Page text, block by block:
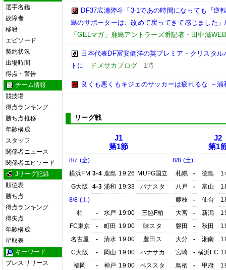
選手名鑑
故障者
移籍
エピソード
契約状況
出場時間
得点・警告
チーム情報
競技場
得点ランキング
勝ち点推移
年齢構成
スタッフ
関係者ニュース
関係者エピソード
Jリーグ記録
順位表
勝ち点
得点ランキング
得失点
年齢構成
星取表
キーワード
プレスリリース
DF37広瀬陸斗「3-1であの時間になっても『逆
島のサポーターは、改めて戻ってきて感じました
「GELマガ」鹿島アントラーズ番記者・田中滋
日本代表DF冨安健洋の英プレミア・クリスタ
トに - ドメサカブログ - 1時
良くも悪くもキジェのサッカーは疲れるな ～
リーグ戦
J1
第1節
8/7 (金)
横浜FM 3-4 鹿島 19:26 MUFG国立
G大阪
4-3 浦和 19:33
パナスタ
8/8 (土)
柏
- 水戸 19:00
三協F柏
FC東京
- 町田 19:00
味スタ
名古屋
- 清水 19:00
豊田ス
C大阪
- 岡山 19:00
ハナサカ
福岡
- 神戸 19:00
ベススタ
J2
第1
8/8 (土)
札幌
- 徳島
八戸
- 富山
藤枝
- 仙台
大宮
- 新潟
磐田
- 秋田
大分
- 湘南
宮崎
- 横浜FC
鳥栖
- 甲府